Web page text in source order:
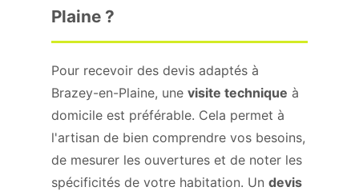
Plaine ?
Pour recevoir des devis adaptés à
Brazey-en-Plaine, une visite technique à
domicile est préférable. Cela permet à
l'artisan de bien comprendre vos besoins,
de mesurer les ouvertures et de noter les
spécificités de votre habitation. Un devis